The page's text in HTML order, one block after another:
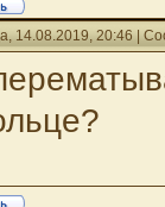
14.08.2019, 20:46 |